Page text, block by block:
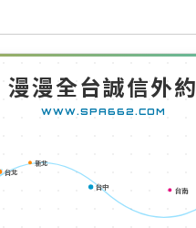
漫漫全台誠信外約
WWW.SPA662.COM
台北
新北
台中 台南